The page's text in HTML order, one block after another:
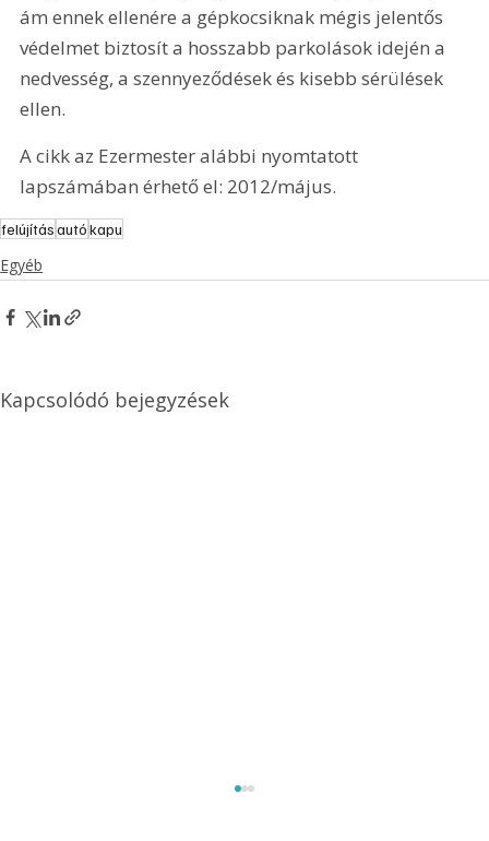
ám ennek ellenére a gépkocsiknak mégis jelentős
védelmet biztosít a hosszabb parkolások idején a
nedvesség, a szennyeződések és kisebb sérülések
ellen.
A cikk az Ezermester alábbi nyomtatott
lapszámában érhető el: 2012/május.
felújításautókapu
Egyéb
Kapcsolódó bejegyzések